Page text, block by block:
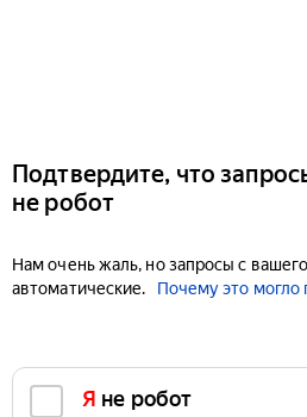
Подтвердите, что
не робот
Нам очень жаль, но запросы с
автоматические.
Почему это могло
Я не робот